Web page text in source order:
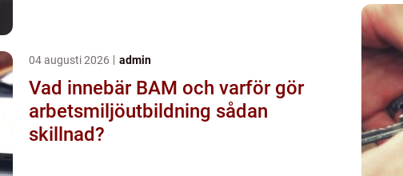
04 augusti 2026 admin
Vad innebär BAM och varför gör
arbetsmiljöutbildning sådan
skillnad?
värld